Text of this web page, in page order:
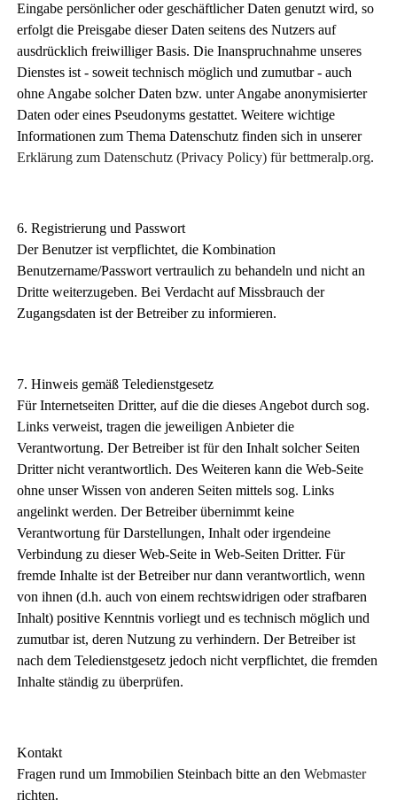
Eingabe persönlicher oder geschäftlicher Daten genutzt wird, so
erfolgt die Preisgabe dieser Daten seitens des Nutzers auf
ausdrücklich freiwilliger Basis. Die Inanspruchnahme unseres
Dienstes ist - soweit technisch möglich und zumutbar - auch
ohne Angabe solcher Daten bzw. unter Angabe anonymisierter
Daten oder eines Pseudonyms gestattet. Weitere wichtige
Informationen zum Thema Datenschutz finden sich in unserer
Erklärung zum Datenschutz (Privacy Policy) für bettmeralp.org.
6. Registrierung und Passwort
Der Benutzer ist verpflichtet, die Kombination
Benutzername/Passwort vertraulich zu behandeln und nicht an
Dritte weiterzugeben. Bei Verdacht auf Missbrauch der
Zugangsdaten ist der Betreiber zu informieren.
7. Hinweis gemäß Teledienstgesetz
Für Internetseiten Dritter, auf die die dieses Angebot durch sog.
Links verweist, tragen die jeweiligen Anbieter die
Verantwortung. Der Betreiber ist für den Inhalt solcher Seiten
Dritter nicht verantwortlich. Des Weiteren kann die Web-Seite
ohne unser Wissen von anderen Seiten mittels sog. Links
angelinkt werden. Der Betreiber übernimmt keine
Verantwortung für Darstellungen, Inhalt oder irgendeine
Verbindung zu dieser Web-Seite in Web-Seiten Dritter. Für
fremde Inhalte ist der Betreiber nur dann verantwortlich, wenn
von ihnen (d.h. auch von einem rechtswidrigen oder strafbaren
Inhalt) positive Kenntnis vorliegt und es technisch möglich und
zumutbar ist, deren Nutzung zu verhindern. Der Betreiber ist
nach dem Teledienstgesetz jedoch nicht verpflichtet, die fremden
Inhalte ständig zu überprüfen.
Kontakt
Fragen rund um Immobilien Steinbach bitte an denWebmaster
richten.